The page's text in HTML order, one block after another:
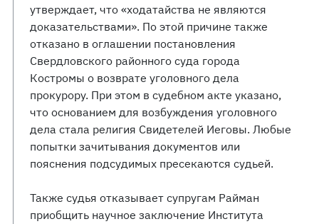
утверждает, что «ходатайства не являются
доказательствами». По этой причине также
отказано в оглашении постановления
Свердловского районного суда города
Костромы о возврате уголовного дела
прокурору. При этом в судебном акте указано,
что основанием для возбуждения уголовного
дела стала религия Свидетелей Иеговы. Любые
попытки зачитывания документов или
пояснения подсудимых пресекаются судьей.
Также судья отказывает супругам Райман
приобщить научное заключение Института